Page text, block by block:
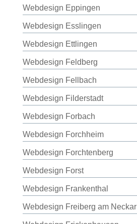
Webdesign Eppingen
Webdesign Esslingen
Webdesign Ettlingen
Webdesign Feldberg
Webdesign Fellbach
Webdesign Filderstadt
Webdesign Forbach
Webdesign Forchheim
Webdesign Forchtenberg
Webdesign Forst
Webdesign Frankenthal
Webdesign Freiberg am Neckar